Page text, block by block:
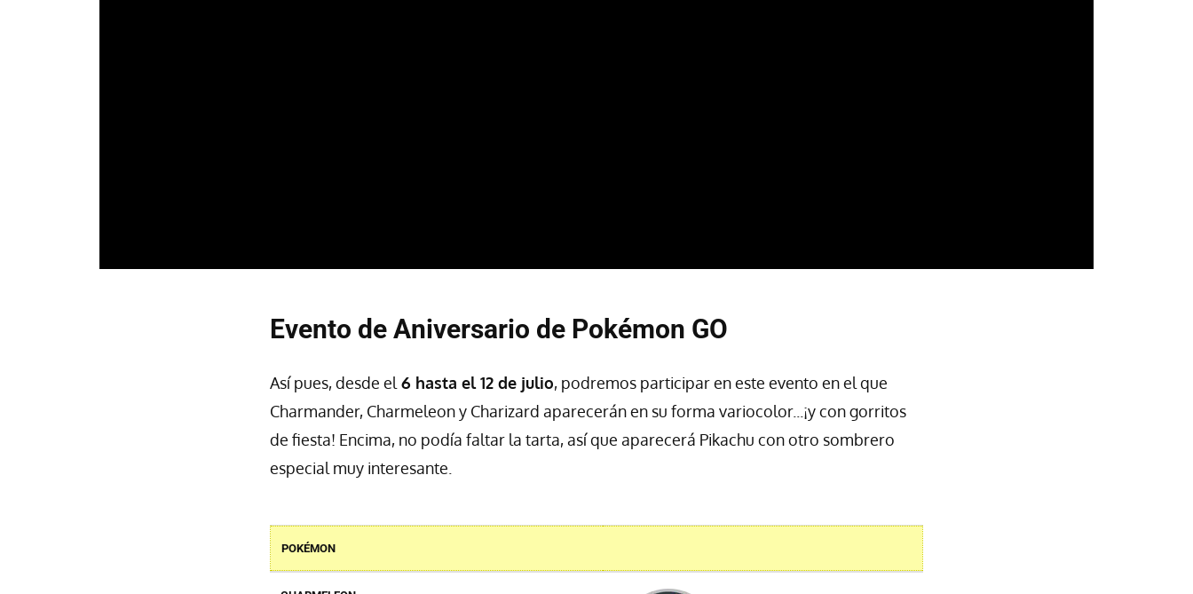
Evento de Aniversario de Pokémon GO
Así pues, desde el 6 hasta el 12 de julio, podremos participar en este evento en el que
Charmander, Charmeleon y Charizard aparecerán en su forma variocolor...¡y con gorritos
de fiesta! Encima, no podía faltar la tarta, así que aparecerá Pikachu con otro sombrero
especial muy interesante.
POKÉMON